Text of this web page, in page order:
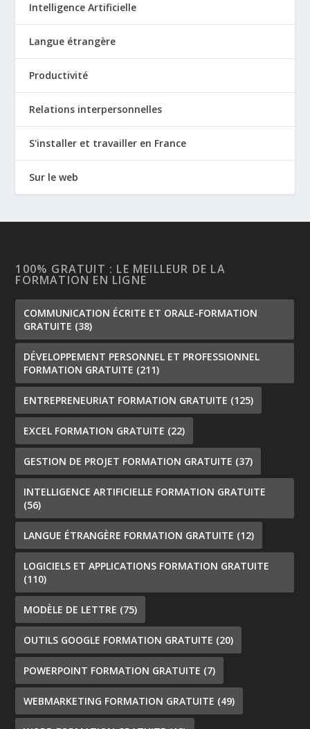
Intelligence Artificielle
Langue étrangère
Productivité
Relations interpersonnelles
S'installer et travailler en France
Sur le web
100% GRATUIT : LE MEILLEUR DE LA
FORMATION EN LIGNE
COMMUNICATION ÉCRITE ET ORALE-FORMATION
GRATUITE (38)
DÉVELOPPEMENT PERSONNEL ET PROFESSIONNEL
FORMATION GRATUITE (211)
ENTREPRENEURIAT FORMATION GRATUITE (125)
EXCEL FORMATION GRATUITE (22)
GESTION DE PROJET FORMATION GRATUITE (37)
INTELLIGENCE ARTIFICIELLE FORMATION GRATUITE
(56)
LANGUE ÉTRANGÈRE FORMATION GRATUITE (12)
LOGICIELS ET APPLICATIONS FORMATION GRATUITE
(110)
MODÈLE DE LETTRE (75)
OUTILS GOOGLE FORMATION GRATUITE (20)
POWERPOINT FORMATION GRATUITE (7)
WEBMARKETING FORMATION GRATUITE (49)